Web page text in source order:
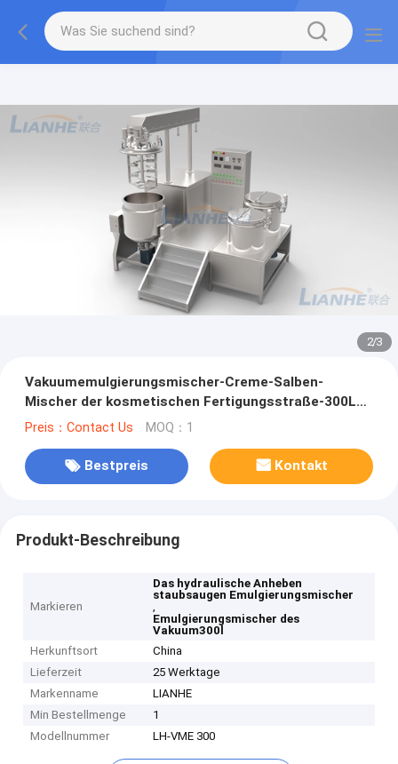
2/3
Vakuumemulgierungsmischer-Creme-Salben-
Mischer der kosmetischen Fertigungsstraße-300L
hydraulischer anhebender
Preis：Contact Us MOQ：1
Bestpreis Kontakt
Produkt-Beschreibung
Markieren
Das hydraulische Anheben
staubsaugen Emulgierungsmischer
,
Emulgierungsmischer des
Vakuum300l
Herkunftsort
China
Lieferzeit
25 Werktage
Markenname
LIANHE
Min Bestellmenge
1
Modellnummer
LH-VME 300